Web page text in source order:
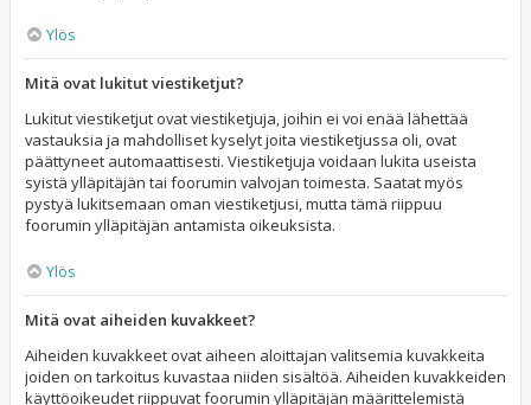
Ylös
Mitä ovat lukitut viestiketjut?
Lukitut viestiketjut ovat viestiketjuja, joihin ei voi enää lähettää
vastauksia ja mahdolliset kyselyt joita viestiketjussa oli, ovat
päättyneet automaattisesti. Viestiketjuja voidaan lukita useista
syistä ylläpitäjän tai foorumin valvojan toimesta. Saatat myös
pystyä lukitsemaan oman viestiketjusi, mutta tämä riippuu
foorumin ylläpitäjän antamista oikeuksista.
Ylös
Mitä ovat aiheiden kuvakkeet?
Aiheiden kuvakkeet ovat aiheen aloittajan valitsemia kuvakkeita
joiden on tarkoitus kuvastaa niiden sisältöä. Aiheiden kuvakkeiden
käyttöoikeudet riippuvat foorumin ylläpitäjän määrittelemistä